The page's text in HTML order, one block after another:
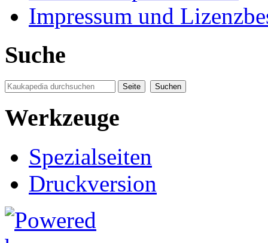
Impressum und
Suche
Werkzeuge
Spezialseiten
Druckversion